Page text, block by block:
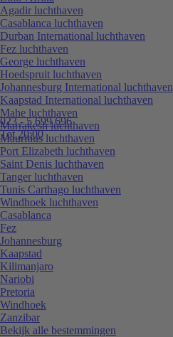
023 - 5 699 696
Tot 20:00
Agadir luchthaven
Casablanca luchthaven
Durban International luchthaven
Fez luchthaven
George luchthaven
Hoedspruit luchthaven
Johannesburg International luchthaven
Kaapstad International luchthaven
Mahe luchthaven
Marrakesh luchthaven
Mauritius luchthaven
Port Elizabeth luchthaven
Saint Denis luchthaven
Tanger luchthaven
Tunis Carthago luchthaven
Windhoek luchthaven
Casablanca
Fez
Johannesburg
Kaapstad
Kilimanjaro
Nariobi
Pretoria
Windhoek
Zanzibar
Bekijk alle bestemmingen